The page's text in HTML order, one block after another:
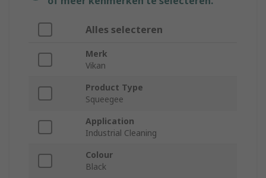
Alles selecteren
Merk
Vikan
Product Type
Squeegee
Application
Industrial Cleaning
Colour
Black